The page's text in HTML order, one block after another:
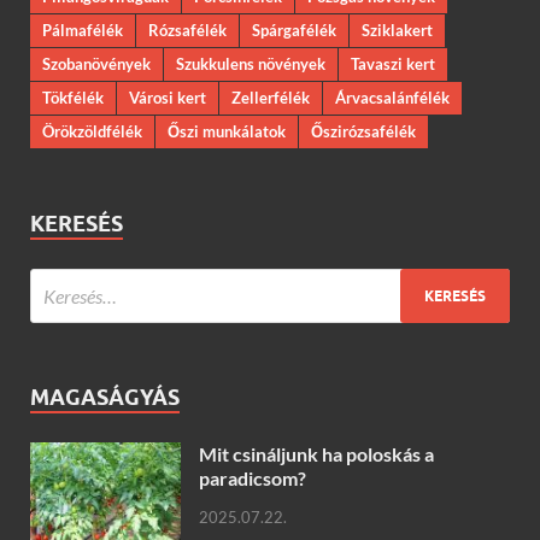
Pálmafélék
Rózsafélék Spárgafélék
Sziklakert
Szobanövények
Szukkulens növények
Tavaszi kert
Tökfélék
Városi kert Zellerfélék
Árvacsalánfélék
Örökzöldfélék
Őszi munkálatok Őszirózsafélék
KERESÉS
MAGASÁGYÁS
Mit csináljunk ha poloskás a
paradicsom?
2025.07.22.